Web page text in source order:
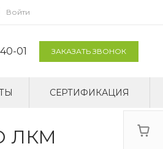
Войти
01 ЗАКАЗАТЬ ЗВОНОК
СЕРТИФИКАЦИЯ
ЛКМ